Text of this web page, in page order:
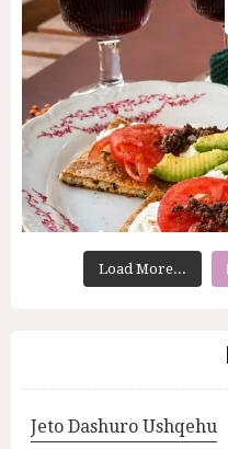
Load More...
Jeto Dashuro Ushqehu